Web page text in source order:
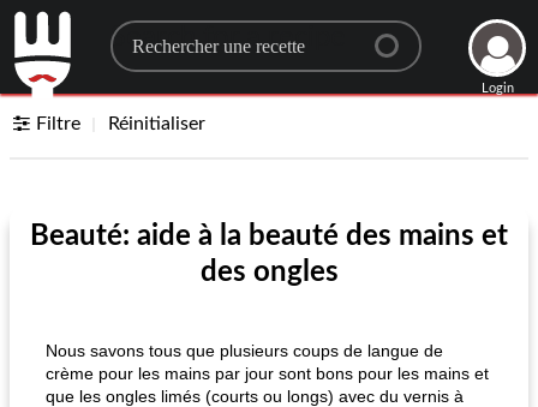
Search for a recipe
Login
Filtre Réinitialiser
Beauté: aide à la beauté des mains et
des ongles
Nous savons tous que plusieurs coups de langue de
crème pour les mains par jour sont bons pour les mains et
que les ongles limés (courts ou longs) avec du vernis à